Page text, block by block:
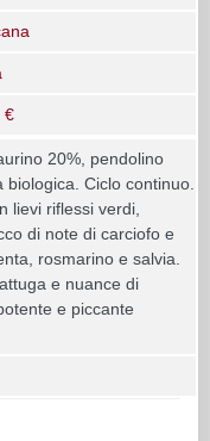
€
20%, pendolino
Ciclo continuo.
lievi riflessi verdi,
di note di carciofo e
rosmarino e salvia.
e nuance di
e piccante